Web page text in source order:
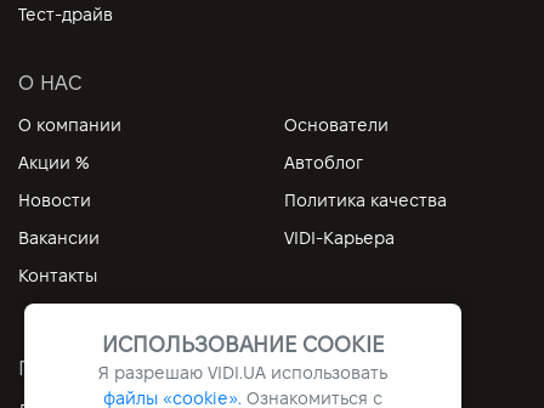
Тест-драйв
О НАС
О компании
Основатели
Акции %
Автоблог
Новости
Политика качества
Вакансии
VIDI-Карьера
Контакты
ПОЛЕЗНЫЕ ССЫЛКИ
ИСПОЛЬЗОВАНИЕ COOKIE
Я разрешаю VIDI.UA использовать
файлы «cookie». Ознакомиться с